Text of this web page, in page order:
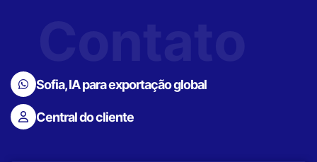
Sofia, IA para exportação global
Central do cliente